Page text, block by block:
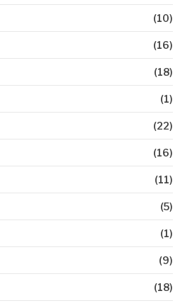
(10)
(16)
(18)
(1)
(22)
(16)
(11)
(5)
(1)
(9)
(18)